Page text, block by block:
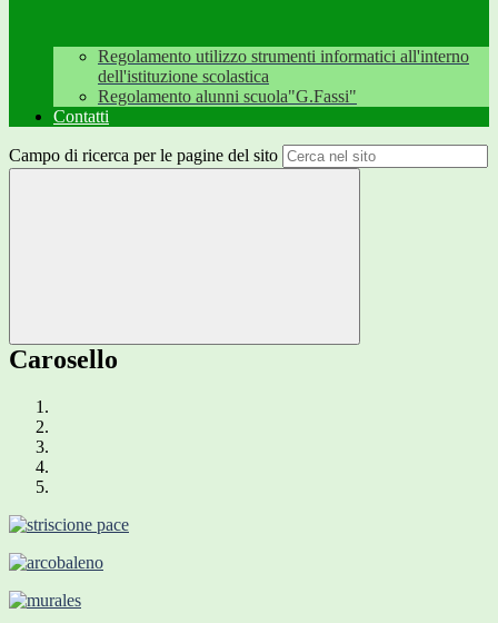
Regolamento utilizzo strumenti informatici all'interno
dell'istituzione scolastica
Regolamento alunni scuola"G.Fassi"
Contatti
Campo di ricerca per le pagine del sito
Carosello